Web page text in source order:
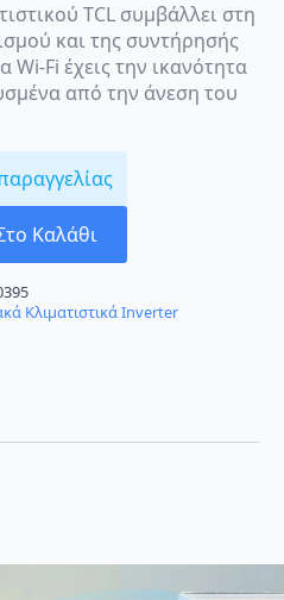
TCL συμβάλλει στη
και της συντήρησής
Wi-Fi έχεις την ικανότητα
από την άνεση του
Καλάθι
Κλιματιστικά Inverter